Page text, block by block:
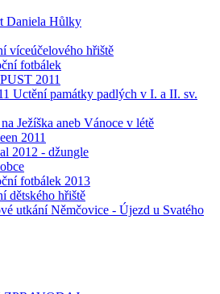
Daniela Hůlky
víceúčelového hřiště
fotbálek
2011
Uctění památky padlých v I. a II. sv.
Ježíška aneb Vánoce v létě
2011
2012 - džungle
fotbálek 2013
dětského hřiště
utkání Němčovice - Újezd u Svatého